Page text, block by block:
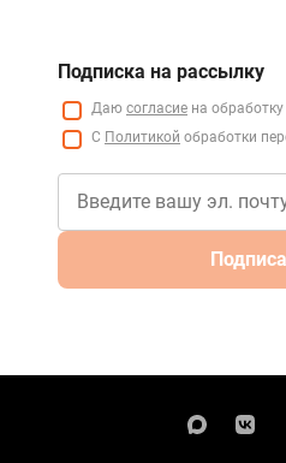
Подписка на рассылку
Даю согласие на
С Политикой обработки